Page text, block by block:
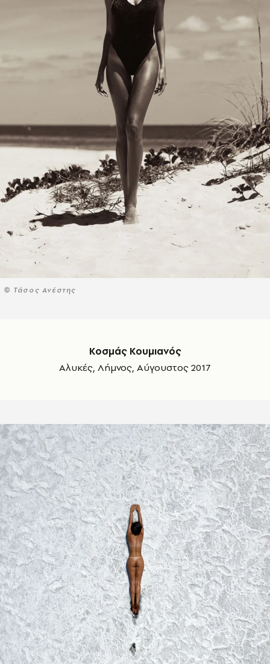
© Τάσος Ανέστης
Κοσμάς Κουμιανός
Αλυκές, Λήμνος, Αύγουστος 2017